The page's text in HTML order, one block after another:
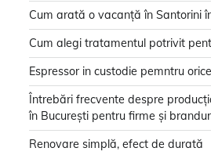
Cum arată o vacanță în Santorini
Cum alegi tratamentul potrivit
Espressor in custodie pemntru
Întrebări frecvente despre
în București pentru firme și
Renovare simplă, efect de durată